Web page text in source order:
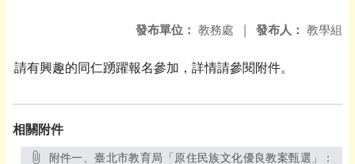
發布人： 教學組
發布單位： 教務處 |
請有興趣的同仁踴躍報名參加，詳情請參閱附件。
相關附件